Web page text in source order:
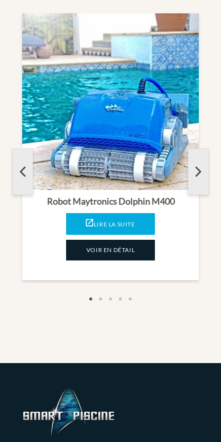
Robot Maytronics Dolphin M400
LIRE LA SUITE
VOIR EN DÉTAIL